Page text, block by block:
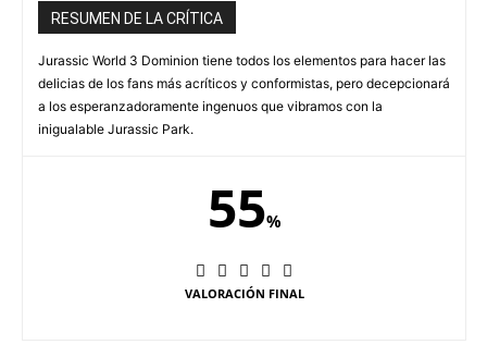
RESUMEN DE LA CRÍTICA
Jurassic World 3 Dominion tiene todos los elementos para hacer las
delicias de los fans más acríticos y conformistas, pero decepcionará
a los esperanzadoramente ingenuos que vibramos con la
inigualable Jurassic Park.
55%
VALORACIÓN FINAL